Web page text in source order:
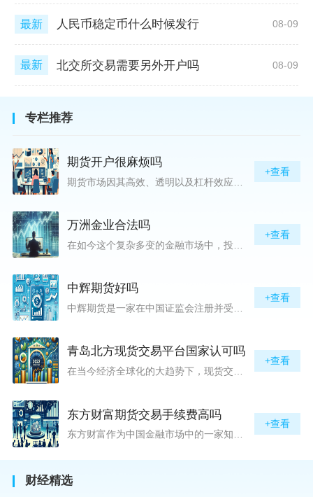
最新 人民币稳定币什么时候发行 08-09
最新 北交所交易需要另外开户吗 08-09
专栏推荐
期货开户很麻烦吗
+查看
万洲金业合法吗
+查看
中辉期货好吗
+查看
青岛北方现货交易平台国家认可吗
在当今经济全球化的大趋势下，现货交易市场作为资本流动的重要平台，正吸引着世界各地的目光。中国，作为全球第二大经济体，其金融市场的发展和监管逐渐受到各界的重视。在众多现货交易平台中，青岛北方现货交易平台（下简称“北方平台”）究竟是否得到了国家的认可和监管，是许多投资者和市场参与者关心的问题。本文旨在深入探讨北方平台的性质、运营情况及其是否获得国家认可等方面的信息。北方平台成立于某年，位于中国山东省青岛市，旨在为企业和个人提供一套完善的物质现货交易服务。平台运用现代信息技术，建立
+查看
东方财富期货交易手续费高吗
东方财富作为中国金融市场中的一家知名综合金融服务公司，向广大投资者提供了包括期货交易在内的多项服务。而对于广大期货市场的投资者来说，交易成本无疑是他们在选择期货交易服务商时考虑的重要因素之一。在这期货交易手续费是影响交易成本的主要组成部分。很多投资者都十分关注“东方财富期货交易手续费高吗？”这一问题。本文将从多个角度对东方财富期货交易手续费进行分析，帮助投资者对此有一个全面的了解。在深入讨论之前，我们需要明确一个事实：期货交易手续费是指投资者在进行期货合约买卖时，需要支付给期
+查看
财经精选